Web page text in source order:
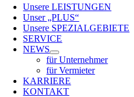
Unsere LEISTUNGEN
Unser „PLUS“
Unsere SPEZIALGEBIETE
SERVICE
NEWS
für Unternehmer
für Vermieter
KARRIERE
KONTAKT